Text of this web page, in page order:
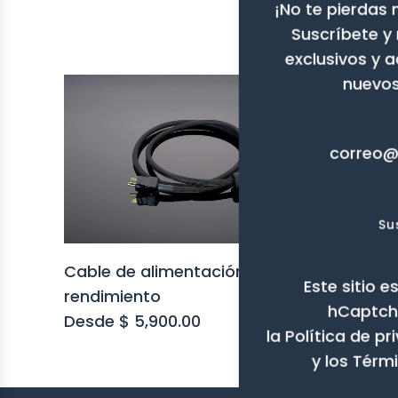
Cable de alimentación de alto
rendimiento
Desde $ 5,900.00
$
¡No te pierdas
Suscríbete y
exclusivos y
Este sitio
la Política de
y los